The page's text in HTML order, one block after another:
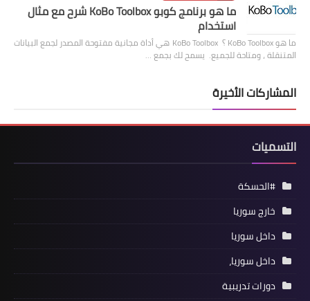
ما هو برنامج كوبو KoBo Toolbox شرح مع مثال
استخدام
ما هو KoBo Toolbox ؟ KoBo Toolbox هي أداة مجانية مفتوحة المصدر لجمع البيانات
المتنقلة ، ومتاحة للجميع. يسمح لك بجمع …
المشاركات الأخيرة
التسميات
#الحسكة
خارج سوريا
داخل سوريا
داخل سوريا،
دورات تدريبية